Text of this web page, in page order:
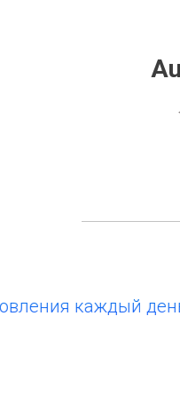
каждый день